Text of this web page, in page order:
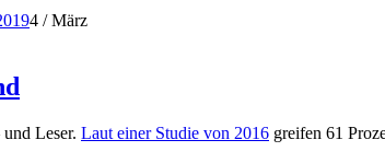
4 / März
Leser. Laut einer Studie von 2016 greifen 61